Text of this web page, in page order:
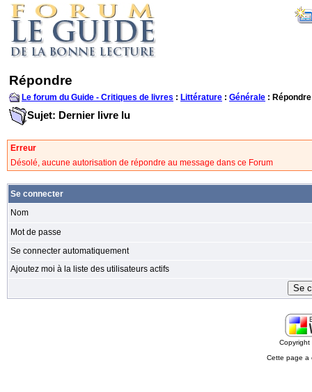
Répondre
Le forum du Guide - Critiques de livres : Littérature : Générale : Répondre
Sujet: Dernier livre lu
Erreur
Désolé, aucune autorisation de répondre au message dans ce Forum
Se connecter
Nom
Mot de passe
Se connecter automatiquement
Ajoutez moi à la liste des utilisateurs actifs
Cette page a